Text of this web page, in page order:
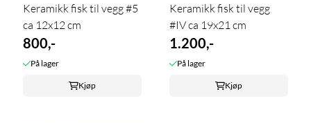
Keramikk fisk til vegg #5
ca 12x12 cm
800,-
På lager
Kjøp
Keramikk fisk til vegg
#IV ca 19x21 cm
1.200,-
På lager
Kjøp